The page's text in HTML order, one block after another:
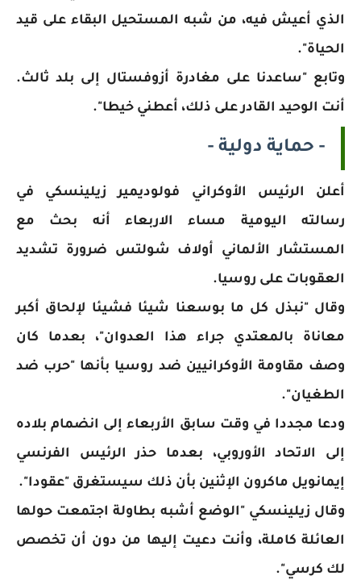
الذي أعيش فيه، من شبه المستحيل البقاء على قيد
الحياة".
وتابع "ساعدنا على مغادرة أزوفستال إلى بلد ثالث.
أنت الوحيد القادر على ذلك، أعطني خيطا".
- حماية دولية -
أعلن الرئيس الأوكراني فولوديمير زيلينسكي في
رسالته اليومية مساء الاربعاء أنه بحث مع
المستشار الألماني أولاف شولتس ضرورة تشديد
العقوبات على روسيا.
وقال "نبذل كل ما بوسعنا شيئا فشيئا لإلحاق أكبر
معاناة بالمعتدي جراء هذا العدوان"، بعدما كان
وصف مقاومة الأوكرانيين ضد روسيا بأنها "حرب ضد
الطغيان".
ودعا مجددا في وقت سابق الأربعاء إلى انضمام بلاده
إلى الاتحاد الأوروبي، بعدما حذر الرئيس الفرنسي
إيمانويل ماكرون الإثنين بأن ذلك سيستغرق "عقودا".
وقال زيلينسكي "الوضع أشبه بطاولة اجتمعت حولها
العائلة كاملة، وأنت دعيت إليها من دون أن تخصص
لك كرسي".